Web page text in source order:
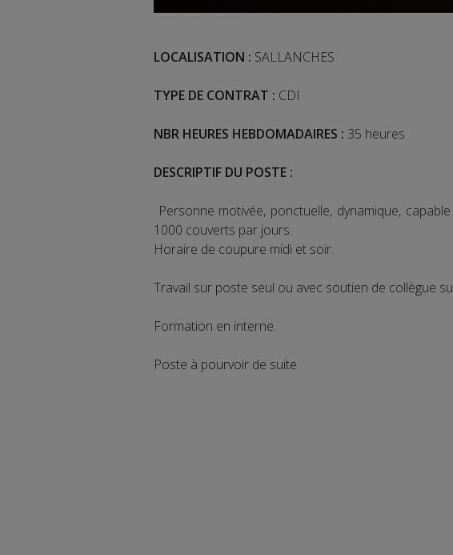
LOCALISATION : SALLANCHES
TYPE DE CONTRAT : CDI
NBR HEURES HEBDOMADAIRES : 35 heures
DESCRIPTIF DU POSTE :
Personne motivée, ponctuelle, dynamique,
1000 couverts par jours.
Horaire de coupure midi et soir.
Travail sur poste seul ou avec soutien de collègue
Formation en interne.
Poste à pourvoir de suite